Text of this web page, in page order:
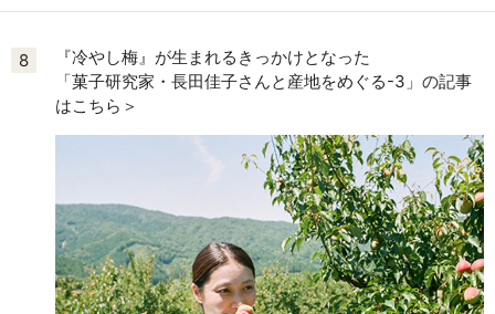
8
『冷やし梅』が生まれるきっかけとなった
「菓子研究家・長田佳子さんと産地をめぐる-3」の記事
はこちら＞